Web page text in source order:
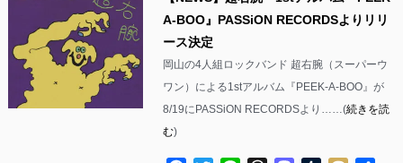
A-BOO』PASSiON RECORDSよりリリ
ース決定
岡山の4人組ロックバンド 超右腕（スーパーウ
ワン）による1stアルバム『PEEK-A-BOO』が
8/19にPASSiON RECORDSより……(続きを読
む)